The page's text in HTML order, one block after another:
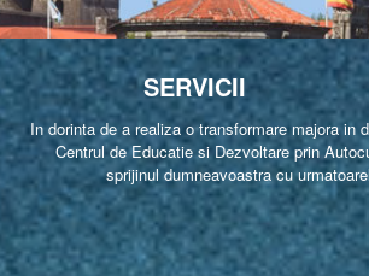
SERVICII
In dorinta de a realiza o transformare majora in
Centrul de Educatie si Dezvoltare prin
sprijinul dumneavoastra cu